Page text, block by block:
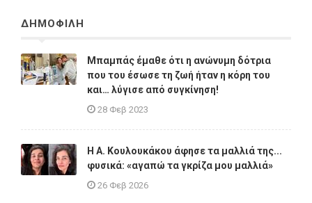
ΔΗΜΟΦΙΛΗ
Μπαμπάς έμαθε ότι η ανώνυμη δότρια
που του έσωσε τη ζωή ήταν η κόρη του
και… λύγισε από συγκίνηση!
28 Φεβ 2023
Η A. Κουλουκάκου άφησε τα μαλλιά της...
φυσικά: «αγαπώ τα γκρίζα μου μαλλιά»
26 Φεβ 2026